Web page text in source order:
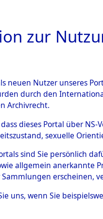
HOME
→
zur
neuen Nutzer unseres
durch den
Archivrecht.
dieses Portal über
sexuelle
sind Sie persönlich
allgemein anerkannte
erscheinen,
uns, wenn Sie